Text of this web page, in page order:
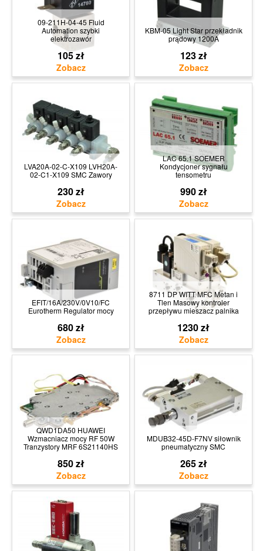
09-211H-04-45 Fluid
Automation szybki
elektrozawór
105 zł
KBM-05 Light Star przekładnik
prądowy 1200A
123 zł
LVA20A-02-C-X109 LVH20A-
02-C1-X109 SMC Zawory
230 zł
LAC 65.1 SOEMER
Kondycjoner sygnału
tensometru
990 zł
EFIT/16A/230V/0V10/FC
Eurotherm Regulator mocy
680 zł
8711 DP WITT MFC Metan i
Tlen Masowy kontroler
przepływu mieszacz palnika
1230 zł
QWD1DA50 HUAWEI
Wzmacniacz mocy RF 50W
Tranzystory MRF 6S21140HS
850 zł
MDUB32-45D-F7NV siłownik
pneumatyczny SMC
265 zł